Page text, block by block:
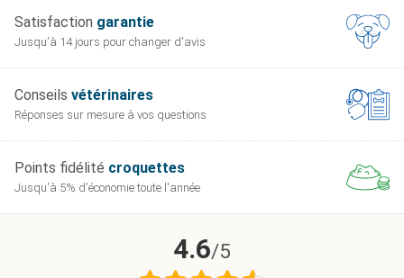
Satisfaction garantie
Jusqu'à 14 jours pour changer d'avis
Conseils vétérinaires
Réponses sur mesure à vos questions
Points fidélité croquettes
Jusqu'à 5% d'économie toute l'année
4.6/5